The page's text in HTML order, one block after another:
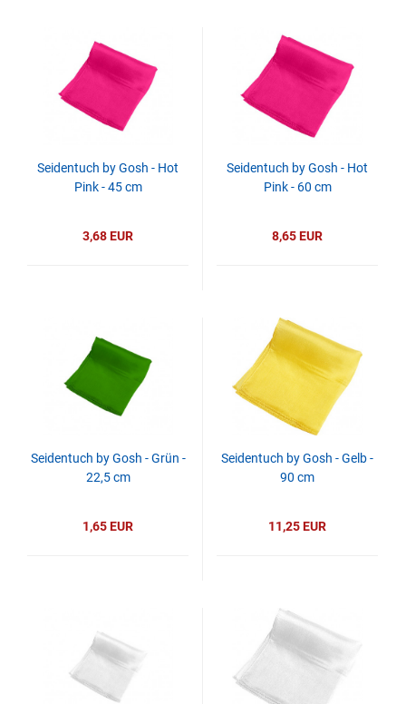
Seidentuch by Gosh - Hot
Pink - 45 cm
3,68 EUR
Seidentuch by Gosh - Hot
Pink - 60 cm
8,65 EUR
Seidentuch by Gosh - Grün -
22,5 cm
1,65 EUR
Seidentuch by Gosh - Gelb -
90 cm
11,25 EUR